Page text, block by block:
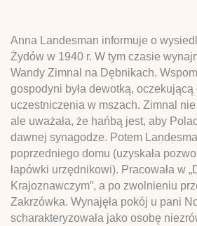
Anna Landesman informuje o
Żydów w 1940 r. W tym czasie
Wandy Zimnal na Dębnikach.
gospodyni była dewotką,
uczestniczenia w mszach. Zimnal nie
ale uważała, że hańbą jest, aby
dawnej synagodze. Potem
poprzedniego domu (uzyskała
łapówki urzędnikowi). Pracowała w
Krajoznawczym”, a po zwolnieniu
Zakrzówka. Wynajęła pokój u pani
scharakteryzowała jako osobę